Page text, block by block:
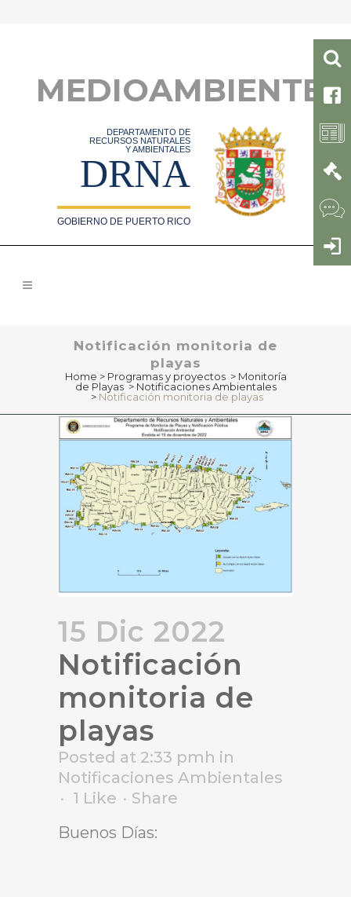
MEDIOAMBIENTE
DEPARTAMENTO DE
RECURSOS NATURALES
Y AMBIENTALES
DRNA
GOBIERNO DE PUERTO RICO
Notificación monitoria de
playas
Home > Programas y proyectos > Monitoría
de Playas > Notificaciones Ambientales
> Notificación monitoria de playas
15 Dic 2022
Notificación
monitoria de
playas
Posted at 2:33 pmh in
Notificaciones Ambientales
1 Like
Share
Buenos Días: